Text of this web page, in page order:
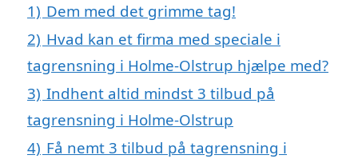
1) Dem med det grimme tag!
2) Hvad kan et firma med speciale i
tagrensning i Holme-Olstrup hjælpe med?
3) Indhent altid mindst 3 tilbud på
tagrensning i Holme-Olstrup
4) Få nemt 3 tilbud på tagrensning i